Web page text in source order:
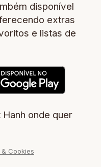
disponível
extras
e listas de
onde quer
Cookies